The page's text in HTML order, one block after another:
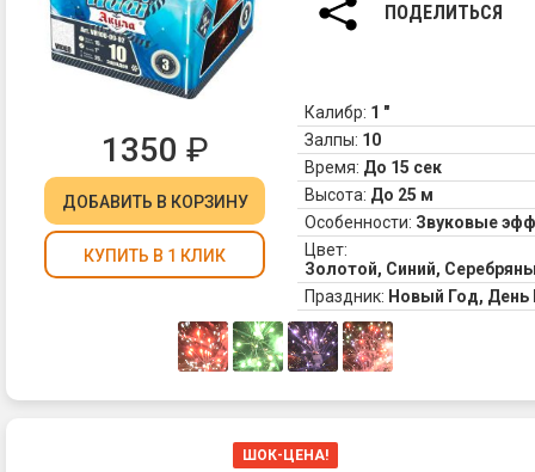
ПОДЕЛИТЬСЯ
1350 ₽
ДОБАВИТЬ В КОРЗИНУ
КУПИТЬ В 1 КЛИК
Калибр: 1 "
Залпы: 10
Время: До 15 сек
Высота: До 25 м
Особенности: Звуковые
Цвет:
Золотой, Синий,
Праздник: Новый Год,
ШОК-ЦЕНА!